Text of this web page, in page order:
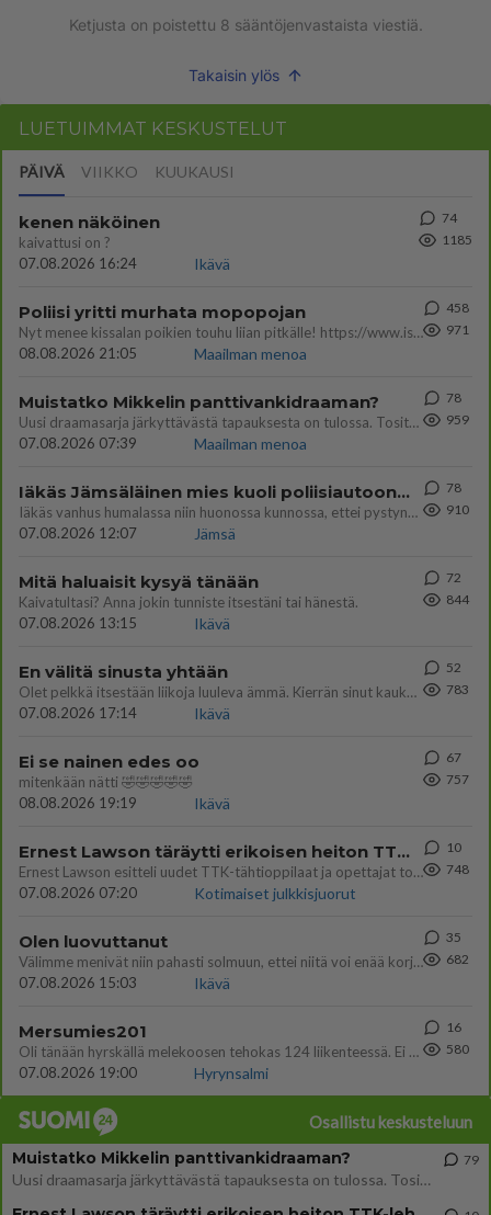
Ketjusta on poistettu 8 sääntöjenvastaista viestiä.
Takaisin ylös
LUETUIMMAT KESKUSTELUT
PÄIVÄ VIIKKO KUUKAUSI
kenen näköinen
kaivattusi on ?
07.08.2026 16:24
Ikävä
74
1185
Poliisi yritti murhata mopopojan
Nyt menee kissalan poikien touhu liian pitkälle! https://www.is.fi/kotimaa/art-2000012193221.html Karu video mopomiiti
08.08.2026 21:05
Maailman menoa
458
971
Muistatko Mikkelin panttivankidraaman?
Uusi draamasarja järkyttävästä tapauksesta on tulossa. Tositapahtumiin perustuva sarja ammentaa vuoden 1986 Mikkelin pan
07.08.2026 07:39
Maailman menoa
78
959
Iäkäs Jämsäläinen mies kuoli poliisiautoon matkalla Jyväskylän putkaan
Iäkäs vanhus humalassa niin huonossa kunnossa, ettei pystynyt huolehtimaan itsestään niin ainoa apu sillä hetkellä oli
07.08.2026 12:07
Jämsä
78
910
Mitä haluaisit kysyä tänään
Kaivatultasi? Anna jokin tunniste itsestäni tai hänestä.
07.08.2026 13:15
Ikävä
72
844
En välitä sinusta yhtään
Olet pelkkä itsestään liikoja luuleva ämmä. Kierrän sinut kaukaa nyt ja aina. Olit mulle pelkkä lelu vaan.
07.08.2026 17:14
Ikävä
52
783
Ei se nainen edes oo
mitenkään nätti 🤣🤣🤣🤣🤣
08.08.2026 19:19
Ikävä
67
757
Ernest Lawson täräytti erikoisen heiton TTK-lehdistötilaisuudessa: " Onko tässä tarkoituksena...?"
Ernest Lawson esitteli uudet TTK-tähtioppilaat ja opettajat torstaina 6.8. lehdistölle. Tulevalla kaudella on yksi hausk
07.08.2026 07:20
Kotimaiset julkkisjuorut
10
748
Olen luovuttanut
Välimme menivät niin pahasti solmuun, ettei niitä voi enää korjata. On aika jatkaa elämässä eteenpäin. Toivon sulle kaik
07.08.2026 15:03
Ikävä
35
682
Mersumies201
Oli tänään hyrskällä melekoosen tehokas 124 liikenteessä. Ei paljon vastamäki haitannu....
07.08.2026 19:00
Hyrynsalmi
16
580
Osallistu keskusteluun
Muistatko Mikkelin panttivankidraaman?
Uusi draamasarja järkyttävästä tapauksesta on tulossa. Tositapahtumiin perustuva sarja ammentaa vuoden 1986 Mikkelin pan
79